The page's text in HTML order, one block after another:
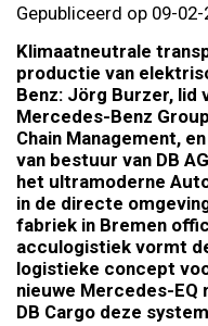
Gepubliceerd op 09-
Klimaatneutrale
productie van
Benz: Jörg Burzer, lid
Mercedes-Benz
Chain Management,
van bestuur van DB
het ultramoderne
in de directe
fabriek in Bremen
acculogistiek vormt
logistieke concept
nieuwe Mercedes-EQ
DB Cargo deze